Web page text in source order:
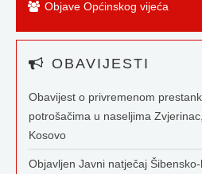
Objave Općinskog vijeća
OBAVIJESTI
Obavijest o privremenom
potrošačima u naseljima
Kosovo
Objavljen Javni natječaj